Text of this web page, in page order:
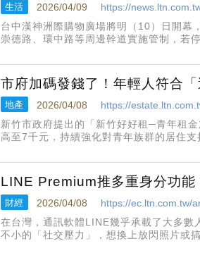
生活 2026/04/09
https://
台中漢神洲際購物廣場將明（10）日開幕
崇德路、環中路等周邊幹道實施管制，若
司的心情。
市府加碼發錢了！年輕人符合
地產 2026/04/08
https://
新竹市政府提出的「新竹好好租─青年租
高至7千元，持續強化對青年族群的居住
LINE Premium推多重身分功
財經 2026/04/08
https://ec.ltn.com.tw/
在台灣，通訊軟體LINE幾乎承載了大多數
不小的「社交壓力」，想換上放閃照片或